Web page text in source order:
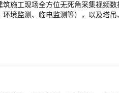
施工现场全方位无死角采集视频数
境监测、临电监测等），以及塔吊